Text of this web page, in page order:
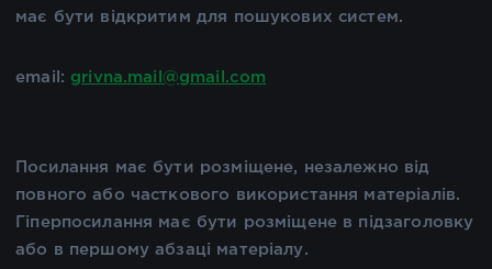
має бути відкритим для пошукових систем.
email: grivna.mail@gmail.com
Посилання має бути розміщене, незалежно від
повного або часткового використання матеріалів.
Гіперпосилання має бути розміщене в підзаголовку
або в першому абзаці матеріалу.